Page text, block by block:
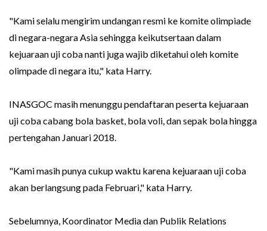
"Kami selalu mengirim undangan resmi ke komite olimpiade
di negara-negara Asia sehingga keikutsertaan dalam
kejuaraan uji coba nanti juga wajib diketahui oleh komite
olimpade di negara itu," kata Harry.
INASGOC masih menunggu pendaftaran peserta kejuaraan
uji coba cabang bola basket, bola voli, dan sepak bola hingga
pertengahan Januari 2018.
"Kami masih punya cukup waktu karena kejuaraan uji coba
akan berlangsung pada Februari," kata Harry.
Sebelumnya, Koordinator Media dan Publik Relations